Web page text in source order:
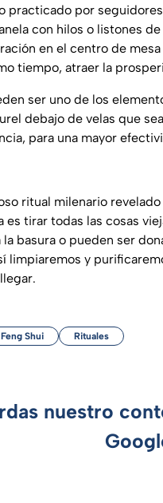
practicado por
con hilos o listones
en el centro de
tiempo, atraer la
ser uno de los
debajo de velas que
para una mayor
ritual milenario
es tirar todas las cosas
basura o pueden ser
limpiaremos y
Feng Shui Rituales
nuestro